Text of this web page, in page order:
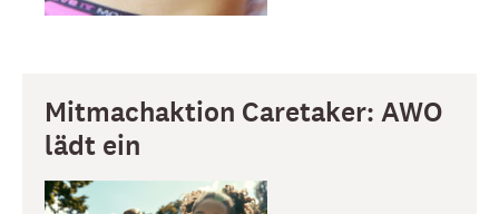
Mitmachaktion Caretaker: AWO
lädt ein